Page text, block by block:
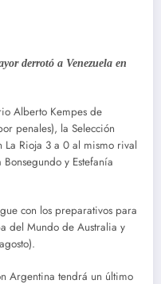
derrotó a Venezuela en
Alberto Kempes de
penales), la Selección
La Rioja 3 a 0 al mismo rival
y Estefanía
con los preparativos para
del Mundo de Australia y
Argentina tendrá un último